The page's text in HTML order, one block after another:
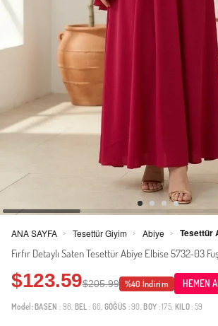
ANA SAYFA > Tesettür Giyim > Abiye > Tesettür
Fırfır Detaylı Saten Tesettür Abiye Elbise 5732-03
$123.59$205.99 %40 İndirim HEMEN
Model: BASEN : 98, BEL : 66, GÖĞÜS : 90, BOY : 175, KILO: 59